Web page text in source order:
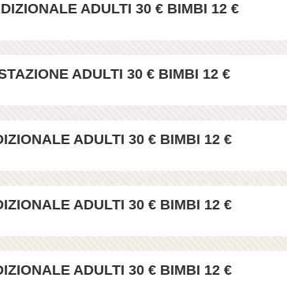
ADULTI 30 € BIMBI 12 €
ADULTI 30 € BIMBI 12 €
ADULTI 30 € BIMBI 12 €
ADULTI 30 € BIMBI 12 €
ADULTI 30 € BIMBI 12 €